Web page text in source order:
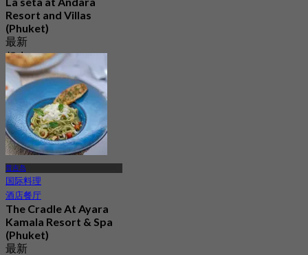
Resort and Villas
(Phuket)
最新
起฿ 772.5
普吉岛
国际料理
酒店餐厅
The Cradle At Ayara
Kamala Resort & Spa
(Phuket)
最新